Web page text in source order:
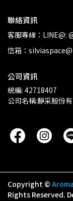
聯絡資訊
客服專線：LINE@:
信箱：
公司資訊
統編: 42718407
公司名稱:靜采股份
Copyright ©
Rights Reserved.